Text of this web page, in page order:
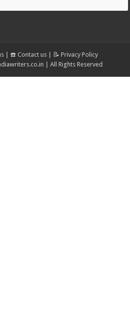
| ☎️ Contact us| 📝 Privacy Policy
| All Rights Reserved